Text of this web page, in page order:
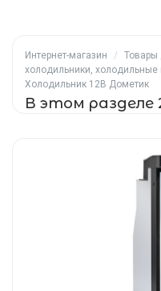
Интернет-магазин / Товары
холодильники,
Холодильник 12В Дометик
В этом разделе